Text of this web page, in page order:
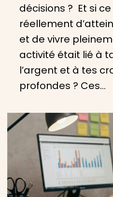
décisions ? Et si
réellement
et de vivre
activité était lié à
l’argent et à tes
profondes ? Ces…